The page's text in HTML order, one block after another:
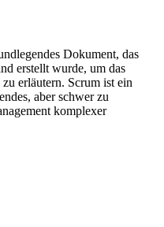
Dokument, das
erstellt wurde, um das
erläutern. Scrum ist ein
aber schwer zu
komplexer